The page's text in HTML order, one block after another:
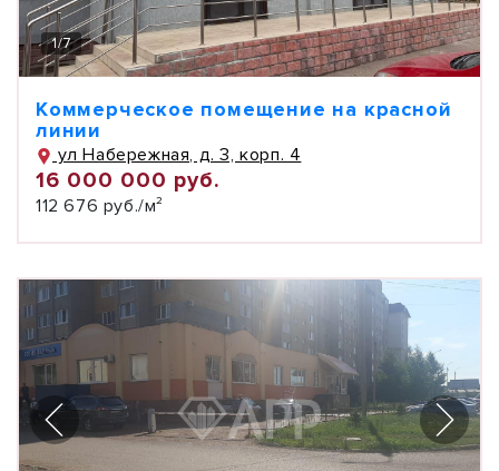
1/7
Коммерческое помещение на красной
линии
ул Набережная, д. 3, корп. 4
16 000 000 руб.
112 676 руб./м²